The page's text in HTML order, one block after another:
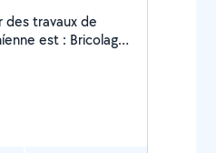
des travaux de
est : Bricolage,
paysagisme,